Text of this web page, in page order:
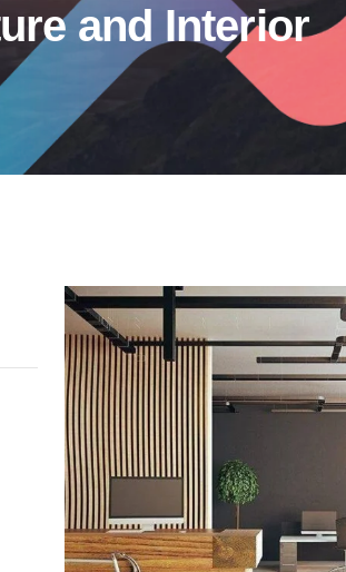
and Interior